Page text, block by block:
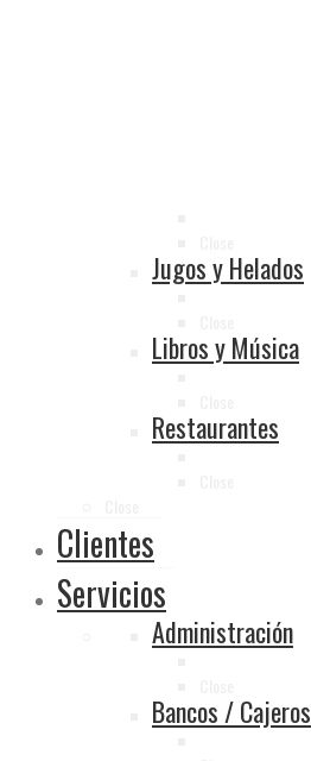
Jugos y Helados
Libros y Música
Restaurantes
Clientes
Servicios
Administración
Bancos / Cajeros